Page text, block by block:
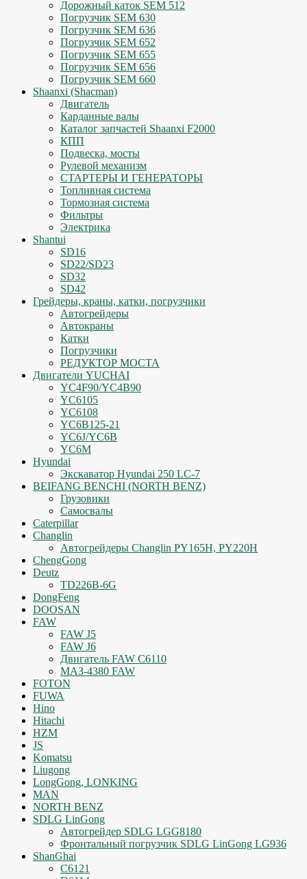
Дорожный каток SEM 512
Погрузчик SEM 630
Погрузчик SEM 636
Погрузчик SEM 652
Погрузчик SEM 655
Погрузчик SEM 656
Погрузчик SEM 660
Shaanxi (Shacman)
Двигатель
Карданные валы
Каталог запчастей Shaanxi F2000
КПП
Подвеска, мосты
Рулевой механизм
СТАРТЕРЫ И ГЕНЕРАТОРЫ
Топливная система
Тормозная система
Фильтры
Электрика
Shantui
SD16
SD22/SD23
SD32
SD42
Грейдеры, краны, катки, погрузчики
Автогрейдеры
Автокраны
Катки
Погрузчики
РЕДУКТОР МОСТА
Двигатели YUCHAI
YC4F90/YC4B90
YC6105
YC6108
YC6B125-21
YC6J/YC6B
YC6M
Hyundai
Экскаватор Hyundai 250 LC-7
BEIFANG BENCHI (NORTH BENZ)
Грузовики
Самосвалы
Caterpillar
Changlin
Автогрейдеры Changlin PY165H, PY220H
ChengGong
Deutz
TD226B-6G
DongFeng
DOOSAN
FAW
FAW J5
FAW J6
Двигатель FAW C6110
МАЗ-4380 FAW
FOTON
FUWA
Hino
Hitachi
HZM
JS
Komatsu
Liugong
LongGong, LONKING
MAN
NORTH BENZ
SDLG LinGong
Автогрейдер SDLG LGG8180
Фронтальный погрузчик SDLG LinGong LG936
ShanGhai
C6121